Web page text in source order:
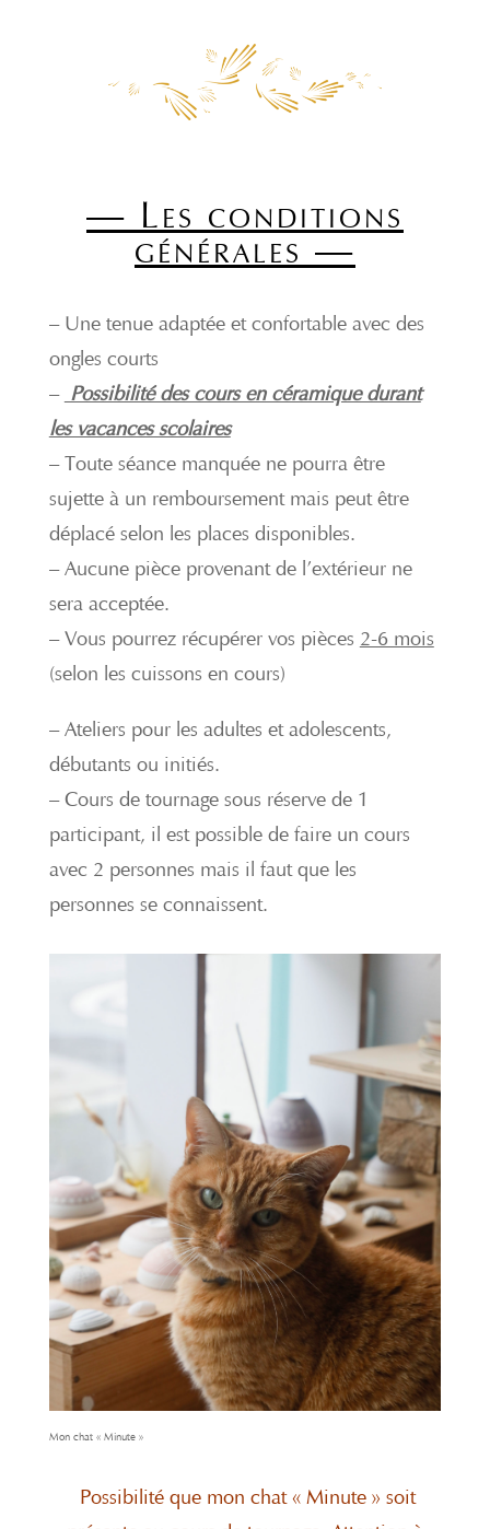
— Les conditions
générales —
– Une tenue adaptée et confortable avec des
ongles courts
– Possibilité des cours en céramique durant
les vacances scolaires
– Toute séance manquée ne pourra être
sujette à un remboursement mais peut être
déplacé selon les places disponibles.
– Aucune pièce provenant de l’extérieur ne
sera acceptée.
– Vous pourrez récupérer vos pièces 2-6 mois
(selon les cuissons en cours)
– Ateliers pour les adultes et adolescents,
débutants ou initiés.
– Cours de tournage sous réserve de 1
participant, il est possible de faire un cours
avec 2 personnes mais il faut que les
personnes se connaissent.
Mon chat « Minute »
Possibilité que mon chat « Minute » soit